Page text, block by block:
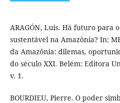
ARAGÓN, Luis. Há futuro para
sustentável na Amazônia? In:
da Amazônia: dilemas,
do século XXI. Belém: Editora
v. 1.
BOURDIEU, Pierre. O poder